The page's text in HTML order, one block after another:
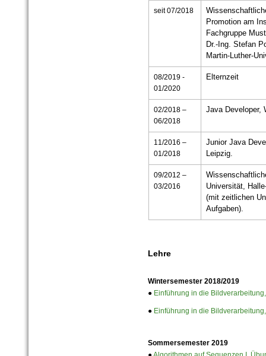
seit 07/2018
Promotion am
Fachgruppe
Dr.-Ing. Stefan
Martin-Luther-
08/2019 -
01/2020
Elternzeit
02/2018 –
06/2018
Java Developer,
11/2016 –
01/2018
Junior Java
Leipzig.
09/2012 –
03/2016
Universität,
(mit zeitlichen
Aufgaben).
Lehre
Wintersemester 2018/2019
● Einführung in die
● Einführung in die
Sommersemester 2019